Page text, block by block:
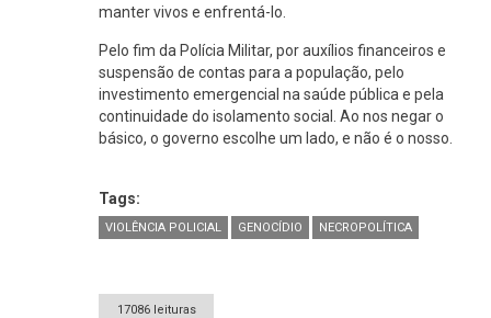
manter vivos e enfrentá-lo.
Pelo fim da Polícia Militar, por auxílios financeiros e
suspensão de contas para a população, pelo
investimento emergencial na saúde pública e pela
continuidade do isolamento social. Ao nos negar o
básico, o governo escolhe um lado, e não é o nosso.
Tags:
VIOLÊNCIA POLICIAL GENOCÍDIO NECROPOLÍTICA
17086 leituras